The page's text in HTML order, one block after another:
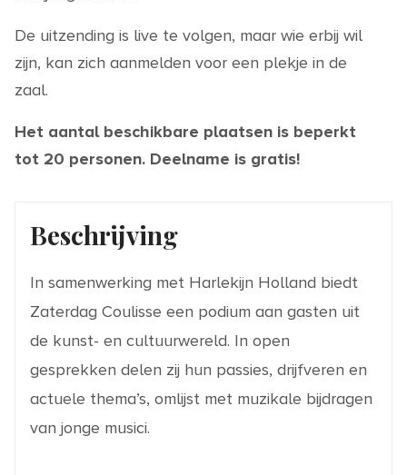
De uitzending is live te volgen, maar wie erbij wil
zijn, kan zich aanmelden voor een plekje in de
zaal.
Het aantal beschikbare plaatsen is beperkt
tot 20 personen. Deelname is gratis!
Beschrijving
In samenwerking met Harlekijn Holland biedt
Zaterdag Coulisse een podium aan gasten uit
de kunst- en cultuurwereld. In open
gesprekken delen zij hun passies, drijfveren en
actuele thema’s, omlijst met muzikale bijdragen
van jonge musici.